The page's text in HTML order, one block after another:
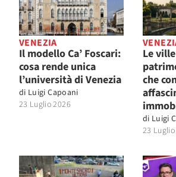
VENEZIA
Il modello Ca’ Foscari:
cosa rende unica
l’università di Venezia
di Luigi Capoani
23 Luglio 2026
Le
che
di Luigi
23